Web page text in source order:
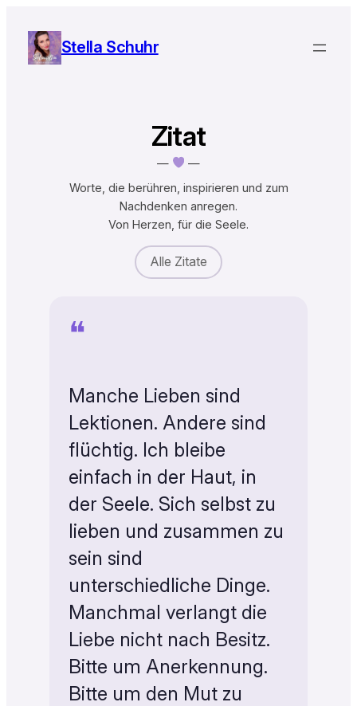
Inhalt
springen
Stella Schuhr
Zitat
—
—
Worte, die berühren, inspirieren und zum
Nachdenken anregen.
Von Herzen, für die Seele.
Alle Zitate
❝
Manche Lieben sind
Lektionen. Andere sind
flüchtig. Ich bleibe
einfach in der Haut, in
der Seele. Sich selbst zu
lieben und zusammen zu
sein sind
unterschiedliche Dinge.
Manchmal verlangt die
Liebe nicht nach Besitz.
Bitte um Anerkennung.
Bitte um den Mut zu